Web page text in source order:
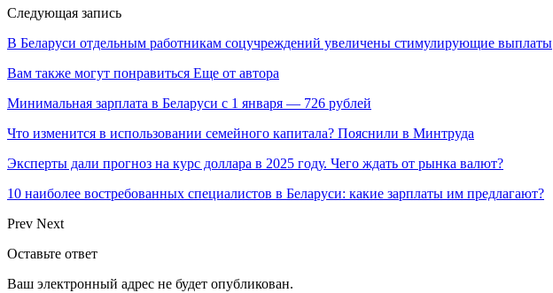
Следующая запись
В Беларуси отдельным работникам соцучреждений увеличены стимулирующие выплаты
Вам также могут понравиться Еще от автора
Минимальная зарплата в Беларуси с 1 января — 726 рублей
Что изменится в использовании семейного капитала? Пояснили в Минтруда
Эксперты дали прогноз на курс доллара в 2025 году. Чего ждать от рынка валют?
10 наиболее востребованных специалистов в Беларуси: какие зарплаты им предлагают?
Prev Next
Оставьте ответ
Ваш электронный адрес не будет опубликован.